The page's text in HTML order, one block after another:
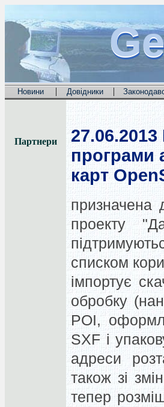
Новини | Довідники |
Партнери 27.06.2013
програми
карт
призначена
проекту
списком
імпортує
обробку
POI,
SXF і
адреси
також зі
тепер